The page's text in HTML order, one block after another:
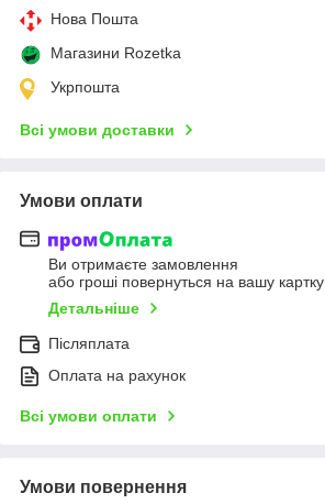
Нова Пошта
Магазини Rozetka
Укрпошта
Всі умови доставки
Умови оплати
Ви отримаєте замовлення
або гроші повернуться на вашу картку
Детальніше
Післяплата
Оплата на рахунок
Всі умови оплати
Умови повернення